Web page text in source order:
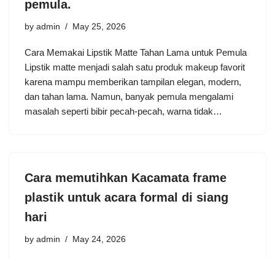
pemula.
by admin May 25, 2026
Cara Memakai Lipstik Matte Tahan Lama untuk Pemula
Lipstik matte menjadi salah satu produk makeup favorit
karena mampu memberikan tampilan elegan, modern,
dan tahan lama. Namun, banyak pemula mengalami
masalah seperti bibir pecah-pecah, warna tidak…
Cara memutihkan Kacamata frame
plastik untuk acara formal di siang
hari
by admin May 24, 2026